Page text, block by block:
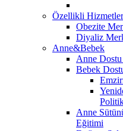
Özellikli Hizmetler
Obezite
Diyaliz
Anne&Bebek
Anne
Bebek
Anne
Eğitimi